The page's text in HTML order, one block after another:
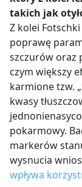
takich jak
Z kolei
poprawę
szczurów oraz
czym większy
karmione tzw.
kwasy
pokarmowy.
markerów
wysnucia
wpływa